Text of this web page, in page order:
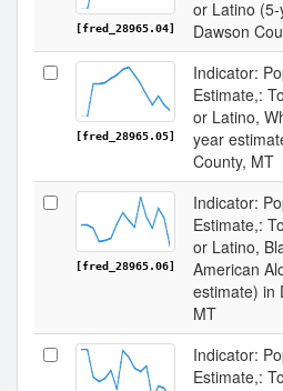
[fred_28965.04]
or Latino
Dawson
[fred_28965.05]
Indicator:
Estimate,:
or Latino,
year
County, MT
[fred_28965.06]
Indicator:
Estimate,:
or Latino,
American
estimate) in
MT
Indicator:
Estimate,: